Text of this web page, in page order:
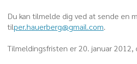
Du kan tilmelde dig ved at sende en
tilper.hauerberg@gmail.com.
Tilmeldingsfristen er 20. januar